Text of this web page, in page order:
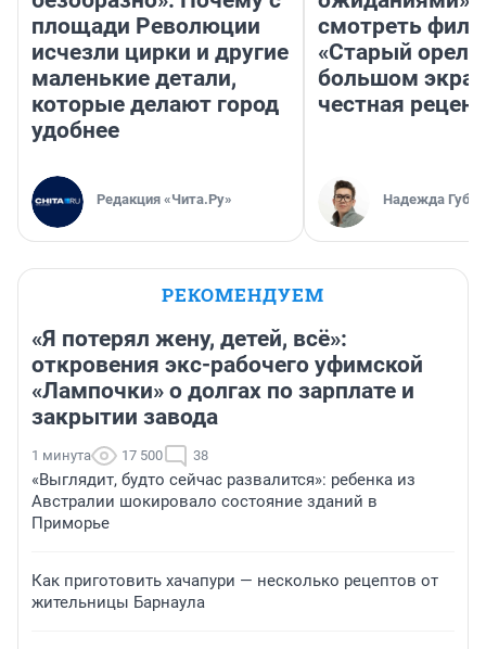
площади Революции
исчезли цирки и другие
маленькие детали,
которые делают город
удобнее
Редакция «Чита.Ру»
смотреть
«Старый орел»
большом
честная
Надежда
РЕКОМЕНДУЕМ
«Я потерял жену, детей, всё»:
откровения экс-рабочего уфимской
«Лампочки» о долгах по зарплате и
закрытии завода
1 минута 17 500 38
«Выглядит, будто сейчас развалится»: ребенка из
Австралии шокировало состояние зданий в
Приморье
Как приготовить хачапури — несколько рецептов от
жительницы Барнаула